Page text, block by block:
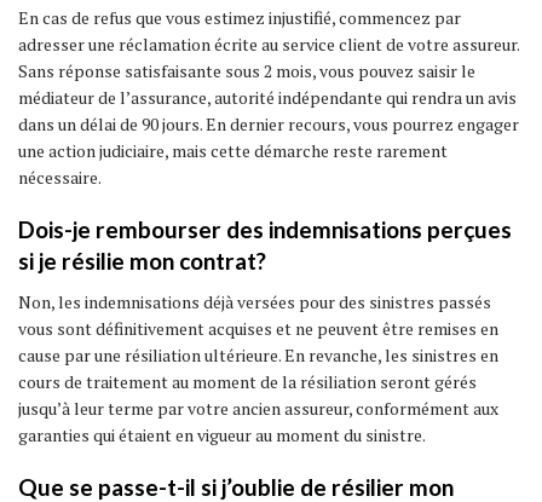
En cas de refus que vous estimez injustifié, commencez par
adresser une réclamation écrite au service client de votre assureur.
Sans réponse satisfaisante sous 2 mois, vous pouvez saisir le
médiateur de l’assurance, autorité indépendante qui rendra un avis
dans un délai de 90 jours. En dernier recours, vous pourrez engager
une action judiciaire, mais cette démarche reste rarement
nécessaire.
Dois-je rembourser des indemnisations perçues
si je résilie mon contrat?
Non, les indemnisations déjà versées pour des sinistres passés
vous sont définitivement acquises et ne peuvent être remises en
cause par une résiliation ultérieure. En revanche, les sinistres en
cours de traitement au moment de la résiliation seront gérés
jusqu’à leur terme par votre ancien assureur, conformément aux
garanties qui étaient en vigueur au moment du sinistre.
Que se passe-t-il si j’oublie de résilier mon